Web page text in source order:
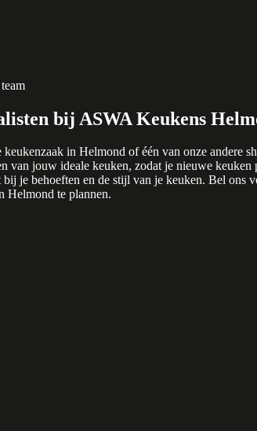
bij ASWA Keukens
in Helmond of één van onze andere
van jouw ideale keuken, zodat je nieuwe
je behoeften en de stijl van je keuken. Bel ons
Helmond te plannen.